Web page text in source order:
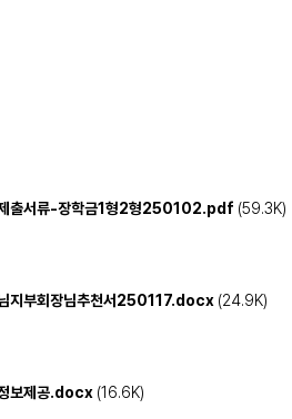
출서류-장학금1형2형250102.pdf (59.3K)
지부회장님추천서250117.docx (24.9K)
보제공.docx (16.6K)